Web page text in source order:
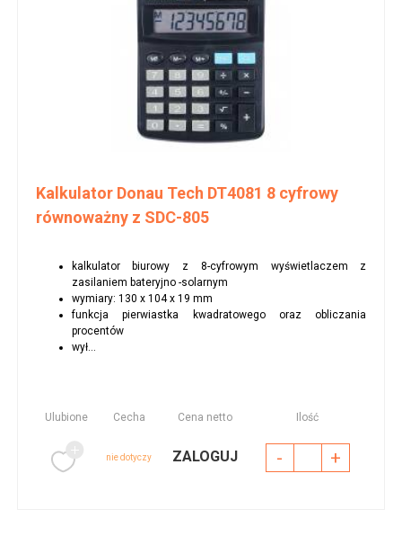
Kalkulator Donau Tech DT4081 8 cyfrowy
równoważny z SDC-805
kalkulator biurowy z 8-cyfrowym wyświetlaczem z
zasilaniem bateryjno -solarnym
wymiary: 130 x 104 x 19 mm
funkcja pierwiastka kwadratowego oraz obliczania
procentów
wył...
Ulubione Cecha Cena netto Ilość
nie dotyczy ZALOGUJ - +